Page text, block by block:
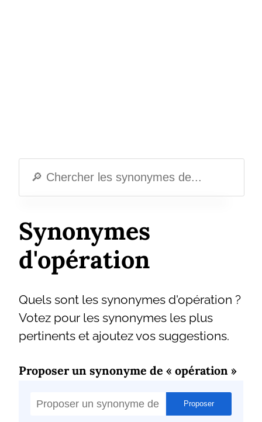
Synonymes
d'opération
Quels sont les synonymes d'opération ?
Votez pour les synonymes les plus
pertinents et ajoutez vos suggestions.
Proposer un synonyme de « opération »